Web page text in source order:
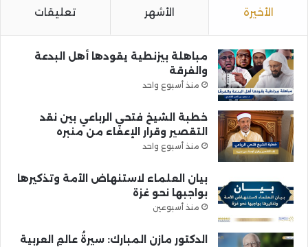
الأخيرة الأشهر تعليقات
مباهلة بيزنطية يقودها أهل البدعة
والفرقة
منذ أسبوع واحد
خطبة الشيخ فتحي الرباعي بين نقد
التقصير وقرار الإعفاء من منبره
منذ أسبوع واحد
بيان العلماء لاستنهاض الأمة وتذكيرها
بواجبها نحو غزة
منذ أسبوعين
الدكتور مازن المبارك: سيرةُ عالمِ العربية